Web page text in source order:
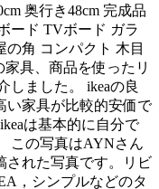
奥行き48cm 完成品
ード TVボード ガラ
の角 コンパクト 木目
具、商品を使ったリ
しました。 ikeaの良
い家具が比較的安価で
は基本的に自分で
この写真はAYNさん
された写真です。リビ
，シンプルなどのタ